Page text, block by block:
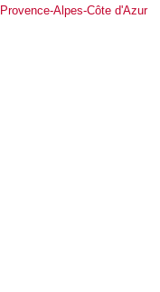
Provence-Alpes-Côte d'Azur